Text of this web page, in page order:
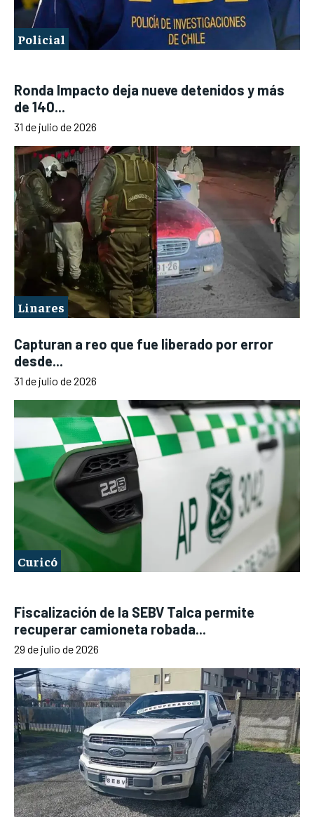
Policial
Ronda Impacto deja nueve detenidos y más
de 140...
31 de julio de 2026
Linares
Capturan a reo que fue liberado por error
desde...
31 de julio de 2026
Curicó
Fiscalización de la SEBV Talca permite
recuperar camioneta robada...
29 de julio de 2026